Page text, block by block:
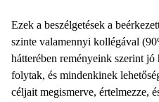
Ezek a beszélgetések a
szinte valamennyi kollégával
hátterében reményeink szerint
folytak, és mindenkinek
céljait megismerve, értelmezze,